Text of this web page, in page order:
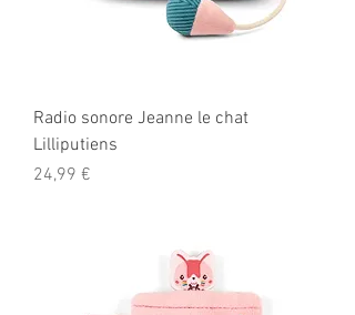
Radio sonore Jeanne le chat
Lilliputiens
Prix
24,99 €